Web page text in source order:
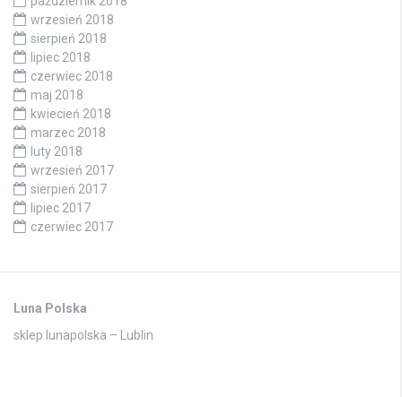
wrzesień 2018
sierpień 2018
lipiec 2018
czerwiec 2018
maj 2018
kwiecień 2018
marzec 2018
luty 2018
wrzesień 2017
sierpień 2017
lipiec 2017
czerwiec 2017
Luna Polska
sklep lunapolska – Lublin